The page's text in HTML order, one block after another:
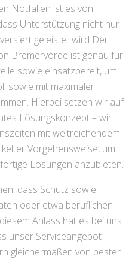
Notfällen ist es von
Unterstützung nicht nur
geleistet wird Der
Bremervörde ist genau für
sowie einsatzbereit, um
sowie mit maximaler
Hierbei setzen wir auf
Lösungskonzept – wir
mit weitreichendem
Vorgehensweise, um
Lösungen anzubieten.
dass Schutz sowie
oder etwa beruflichen
Anlass hat es bei uns
unser Serviceangebot
gleichermaßen von bester